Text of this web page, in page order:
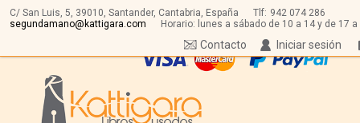
C/ San Luis, 5, 39010, Santander, Cantabria, España Tlf: 942 074 286
segundamano@kattigara.com
Horario: lunes a sábado de 10 a 14 y de 17 a
Iniciar sesión
Contacto